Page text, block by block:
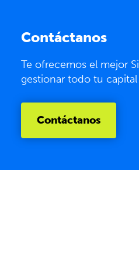
Contáctanos
Te ofrecemos el mejor
gestionar todo tu
Contáctanos